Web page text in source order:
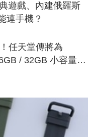
遊戲、內建俄羅斯
連手機？
任天堂傳將為
/ 32GB 小容量遊